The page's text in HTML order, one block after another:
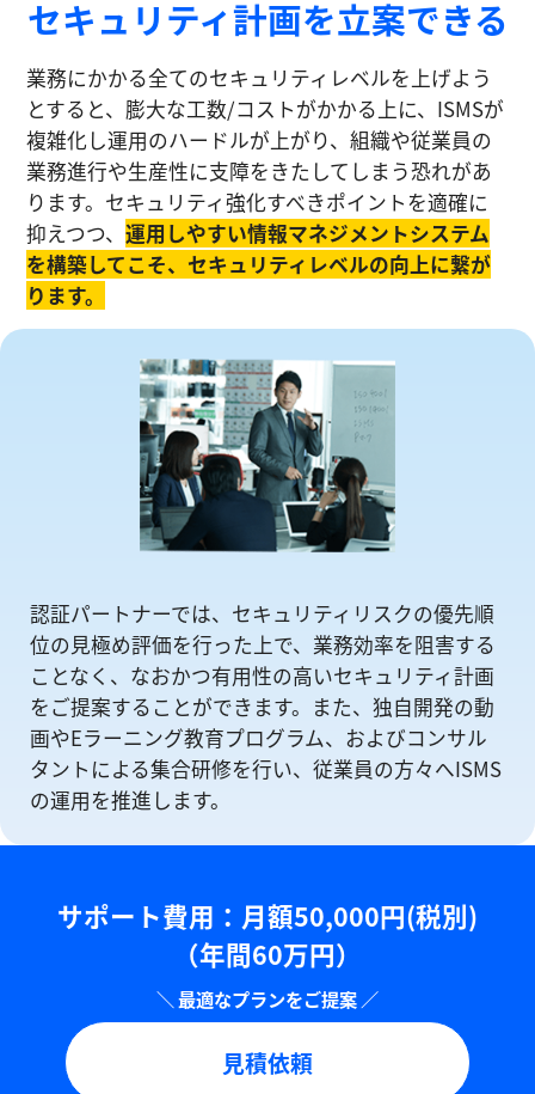
セキュリティ計画を⽴案できる
業務にかかる全てのセキュリティレベルを上げよう
とすると、膨大な工数/コストがかかる上に、ISMSが
複雑化し運⽤のハードルが上がり、組織や従業員の
業務進⾏や生産性に⽀障をきたしてしまう恐れがあ
ります。セキュリティ強化すべきポイントを適確に
抑えつつ、運⽤しやすい情報マネジメントシステム
を構築してこそ、セキュリティレベルの向上に繋が
ります。
認証パートナーでは、セキュリティリスクの優先順
位の⾒極め評価を⾏った上で、業務効率を阻害する
ことなく、なおかつ有⽤性の⾼いセキュリティ計画
をご提案することができます。また、独自開発の動
画やEラーニング教育プログラム、およびコンサル
タントによる集合研修を⾏い、従業員の方々へISMS
の運⽤を推進します。
サポート費用：⽉額50,000円(税別)
（年間60万円）
見積依頼